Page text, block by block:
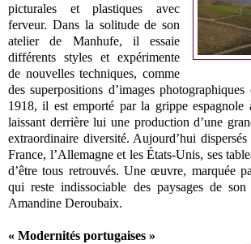
picturales et plastiques avec
ferveur. Dans la solitude de son
atelier de Manhufe, il essaie
différents styles et expérimente
de nouvelles techniques, comme
des superpositions d’images
1918, il est emporté par la grippe espagnole
laissant derrière lui une production d’une
extraordinaire diversité. Aujourd’hui
France, l’Allemagne et les États-Unis, ses
d’être tous retrouvés. Une œuvre, marquée
qui reste indissociable des paysages de
Amandine Deroubaix.
« Modernités portugaises »